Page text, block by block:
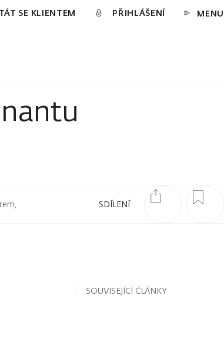
SE KLIENTEM PŘIHLÁŠENÍ MENU
SDÍLENÍ
SOUVISEJÍCÍ ČLÁNKY